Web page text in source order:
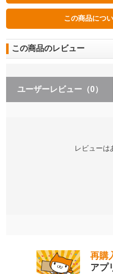
この商品のレビュー
ユーザーレビュー （0）
レビューは
再購
アプ